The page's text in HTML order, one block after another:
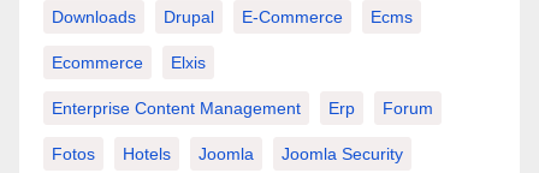
Downloads Drupal E-Commerce Ecms
Ecommerce Elxis
Enterprise Content Management Erp Forum
Fotos Hotels Joomla Joomla Security